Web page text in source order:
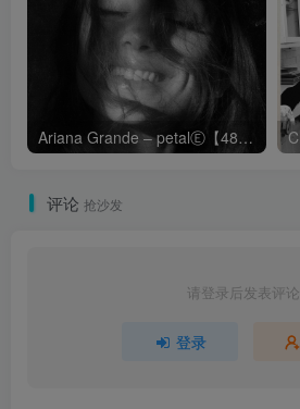
Ariana Grande – petalⒺ【48kHz／24bit】英国区
评论 抢沙发
请登录后发表评论
登录